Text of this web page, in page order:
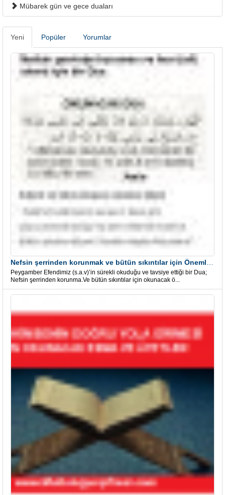
Mübarek gün ve gece duaları
Yeni Popüler Yorumlar
Peygamber Efendimiz (s.a.v)’in sürekli okuduğu ve tavsiye ettiği bir Dua;
Nefsin şerrinden korunma.Ve bütün sıkıntılar için okunacak ö...